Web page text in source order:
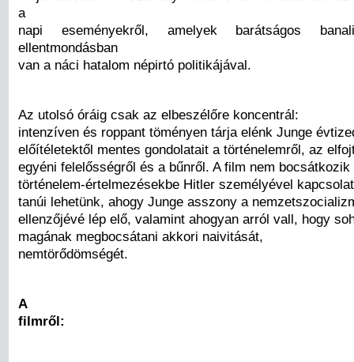
a
napi eseményekről, amelyek barátságos
ellentmondásban
van a náci hatalom népirtó politikájával.
Az utolsó óráig csak az elbeszélőre koncentrál:
intenzíven és roppant töményen tárja elénk Junge
előítéletektől mentes gondolatait a történelemről, az
egyéni felelősségről és a bűnről. A film nem
történelem-értelmezésekbe Hitler személyével
tanúi lehetünk, ahogy Junge asszony a
ellenzőjévé lép elő, valamint ahogyan arról vall, hogy
magának megbocsátani akkori naivitását,
nemtörődömségét.
A
filmről: